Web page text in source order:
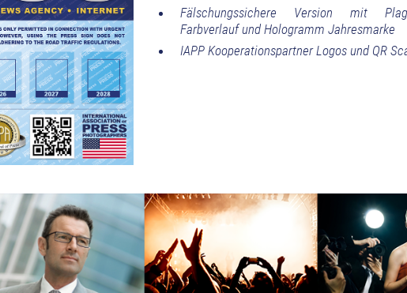
Fälschungssichere Version mit
Farbverlauf und Hologramm Jahresmarke
IAPP Kooperationspartner Logos und QR